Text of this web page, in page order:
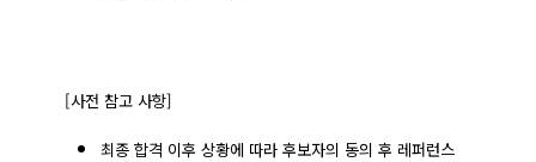
[사전 참고 사항]
최종 합격 이후 상황에 따라 후보자의 동의 후 레퍼런스